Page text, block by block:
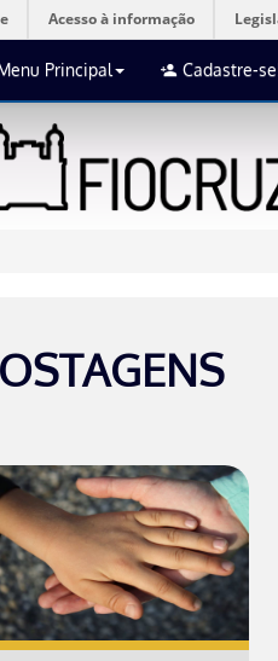
Acesso à informação
Principal Cadastre-